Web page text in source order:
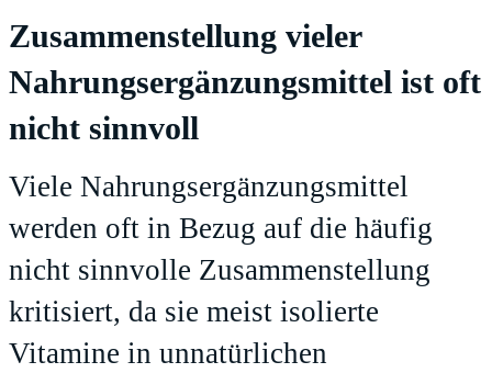
Zusammenstellung vieler
Nahrungsergänzungsmittel ist oft
nicht sinnvoll
Viele Nahrungsergänzungsmittel
werden oft in Bezug auf die häufig
nicht sinnvolle Zusammenstellung
kritisiert, da sie meist isolierte
Vitamine in unnatürlichen